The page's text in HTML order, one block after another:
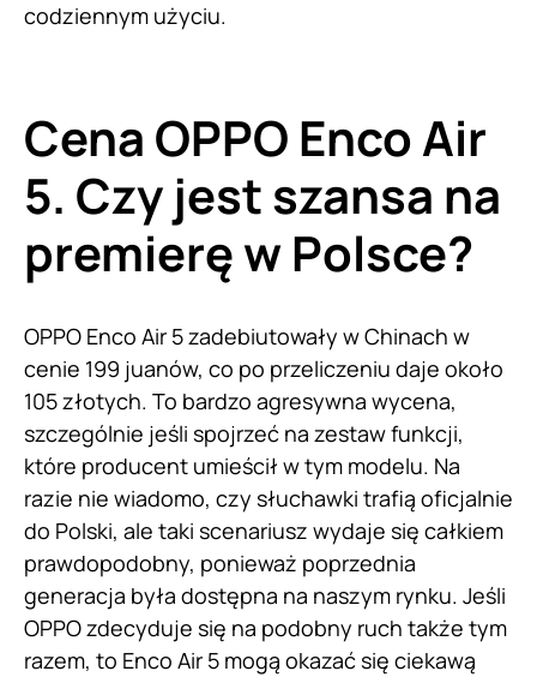
codziennym użyciu.
Cena OPPO Enco Air
5. Czy jest szansa na
premierę w Polsce?
OPPO Enco Air 5 zadebiutowały w Chinach w
cenie 199 juanów, co po przeliczeniu daje około
105 złotych. To bardzo agresywna wycena,
szczególnie jeśli spojrzeć na zestaw funkcji,
które producent umieścił w tym modelu. Na
razie nie wiadomo, czy słuchawki trafią oficjalnie
do Polski, ale taki scenariusz wydaje się całkiem
prawdopodobny, ponieważ poprzednia
generacja była dostępna na naszym rynku. Jeśli
OPPO zdecyduje się na podobny ruch także tym
razem, to Enco Air 5 mogą okazać się ciekawą